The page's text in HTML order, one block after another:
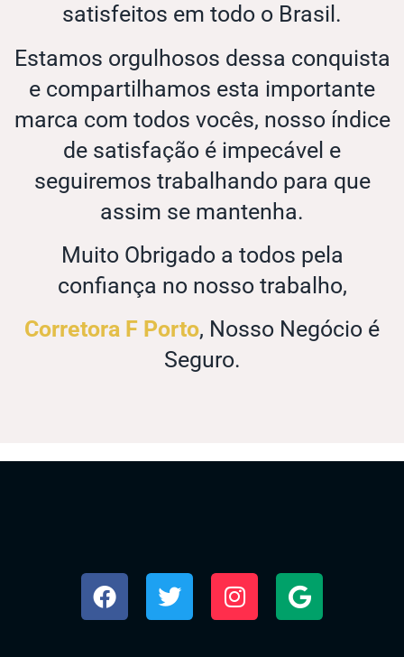
satisfeitos em todo o Brasil.
Estamos orgulhosos dessa conquista
e compartilhamos esta importante
marca com todos vocês, nosso índice
de satisfação é impecável e
seguiremos trabalhando para que
assim se mantenha.
Muito Obrigado a todos pela
confiança no nosso trabalho,
Corretora F Porto, Nosso Negócio é
Seguro.